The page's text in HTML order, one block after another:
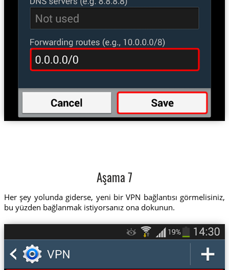
Aşama 7
Her şey yolunda giderse, yeni bir VPN bağlantısı görmelisiniz,
bu yüzden bağlanmak istiyorsanız ona dokunun.